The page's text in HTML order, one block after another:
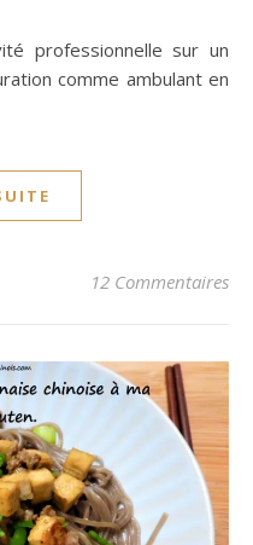
comme ambulant en
12 Commentaires